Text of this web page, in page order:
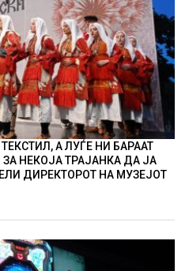
А ЛУЃЕ НИ БАРААТ
НЕКОЈА ТРАЈАНКА ДА ЈА
ДИРЕКТОРОТ НА МУЗЕЈОТ